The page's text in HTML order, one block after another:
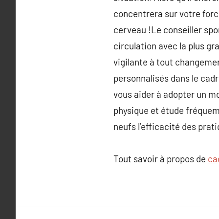
concentrera sur votre
cerveau !Le conseiller
circulation avec la plus
vigilante à tout
personnalisés dans le
vous aider à adopter un
physique et étude
neufs l’efficacité des
Tout savoir à propos de